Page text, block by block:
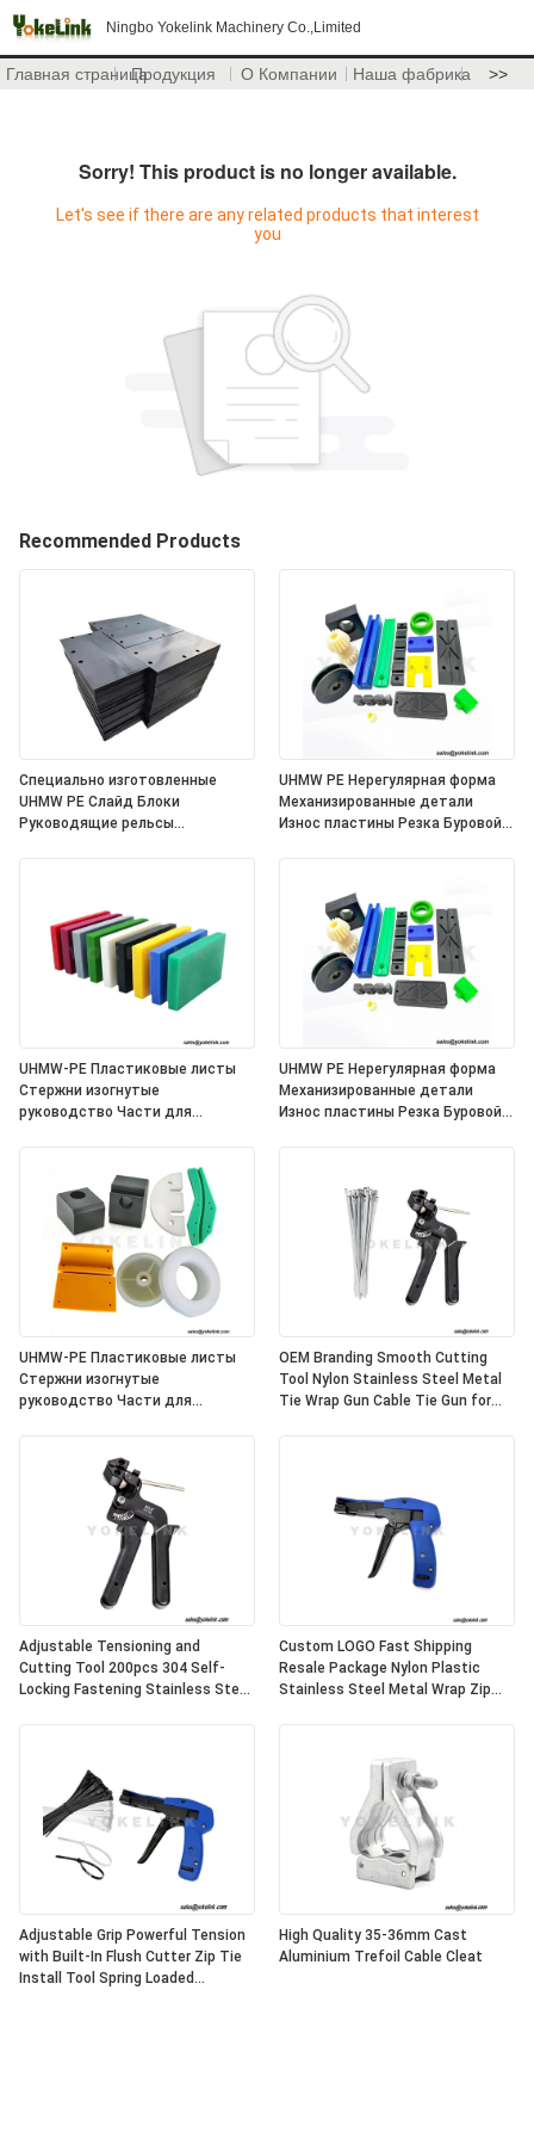
Ningbo Yokelink Machinery Co.,Limited
Главная страницаПродукция О Компании Наша фабрика >>
Sorry! This product is no longer available.
Let's see if there are any related products that interest
you
Recommended Products
Специально изготовленные
UHMW PE Слайд Блоки
Руководящие рельсы
UHMW PE Нерегулярная форма
Механизированные детали
Износ пластины Резка Буровой
UHMW-PE Пластиковые листы
Стержни изогнутые
руководство Части для
UHMW PE Нерегулярная форма
Механизированные детали
Износ пластины Резка Буровой
UHMW-PE Пластиковые листы
Стержни изогнутые
руководство Части для
OEM Branding Smooth Cutting
Tool Nylon Stainless Steel Metal
Tie Wrap Gun Cable Tie Gun for
Adjustable Tensioning and
Cutting Tool 200pcs 304 Self-
Locking Fastening Stainless Steel
Custom LOGO Fast Shipping
Resale Package Nylon Plastic
Stainless Steel Metal Wrap Zip
Adjustable Grip Powerful Tension
with Built-In Flush Cutter Zip Tie
Install Tool Spring Loaded
High Quality 35-36mm Cast
Aluminium Trefoil Cable Cleat